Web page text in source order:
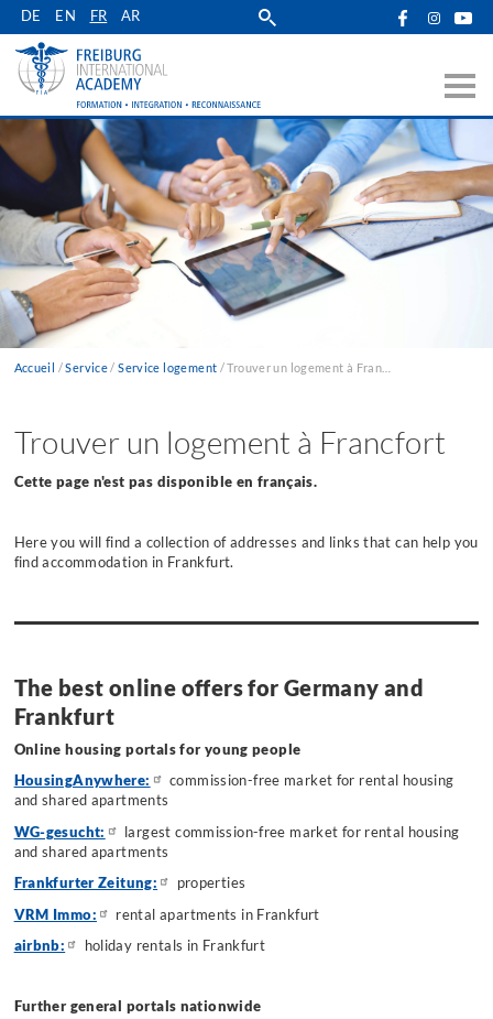
Skip
main
navigation
DE EN FR AR
Accueil Service Service logement
Trouver un logement à Francfort
Cette page n'est pas disponible en français.
Here you will find a collection of addresses and links that can help you
find accommodation in Frankfurt.
The best online offers for Germany and
Frankfurt
Online housing portals for young people
HousingAnywhere:
commission-free market for rental housing
and shared apartments
WG-gesucht:
largest commission-free market for rental housing
and shared apartments
Frankfurter Zeitung:
properties
VRM Immo:
rental apartments in Frankfurt
airbnb:
holiday rentals in Frankfurt
Further general portals nationwide